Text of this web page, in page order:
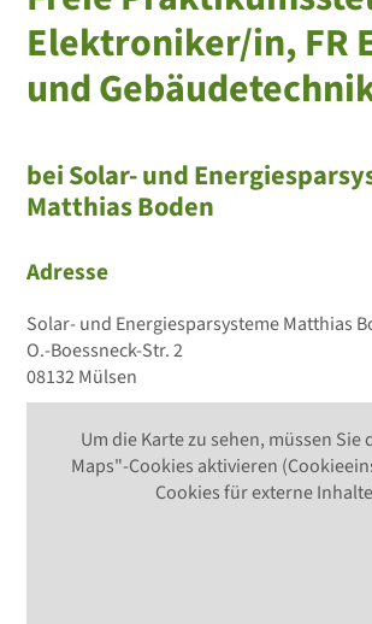
Elektroniker/in, FR
und
bei Solar- und
Matthias Boden
Adresse
Solar- und Energiesparsysteme Matthias
O.-Boessneck-Str. 2
08132 Mülsen
Um die Karte zu sehen, müssen Sie
Maps"-Cookies aktivieren
Cookies für externe